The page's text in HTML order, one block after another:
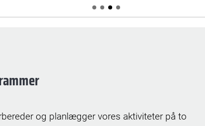
og planlægger vores aktiviteter på to